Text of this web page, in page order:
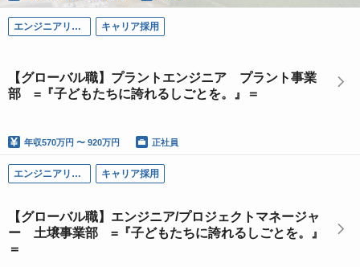
エンジニアリング系 キャリア採用
【グローバル職】プラントエンジニア プラント事業
部 =『子どもたちに誇れるしごとを。』＝
年収570万円 〜 920万円 正社員
エンジニアリング系 キャリア採用
【グローバル職】エンジニア/プロジェクトマネージャ
ー 土壌事業部 =『子どもたちに誇れるしごとを。』
＝